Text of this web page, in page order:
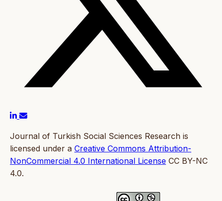
Journal of Turkish Social Sciences Research is
licensed under a Creative Commons Attribution-
NonCommercial 4.0 International License CC BY-NC
4.0.